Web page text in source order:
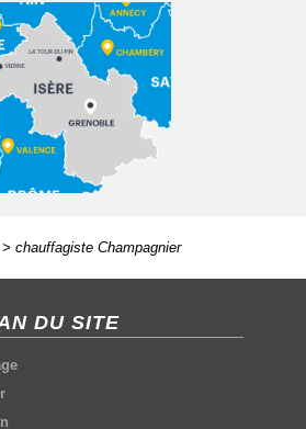
chauffagiste Champagnier
DU SITE